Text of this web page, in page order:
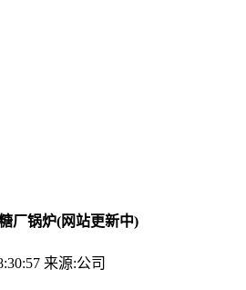
厂锅炉(网站更新中)
来源:公司